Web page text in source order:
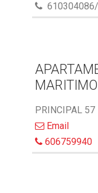
MARITIMO
PRINCIPAL
Email
606759940